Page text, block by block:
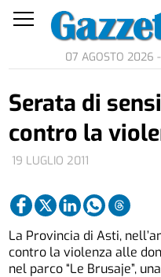
07 AGOSTO 2026
19 LUGLIO 2011
Serata di
contro la
La Provincia di Asti,
contro la violenza alle
nel parco “Le Brusaje”,